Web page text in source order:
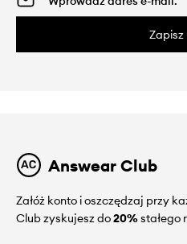
Zapisz
Answear Club
Załóż konto i oszczędzaj przy
Club zyskujesz do20%stałego